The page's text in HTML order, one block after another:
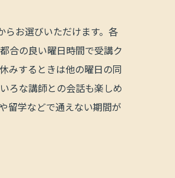
らお選びいただけます。各
合の良い曜日時間で受講ク
みするときは他の曜日の同
ろな講師との会話も楽しめ
留学などで通えない期間が